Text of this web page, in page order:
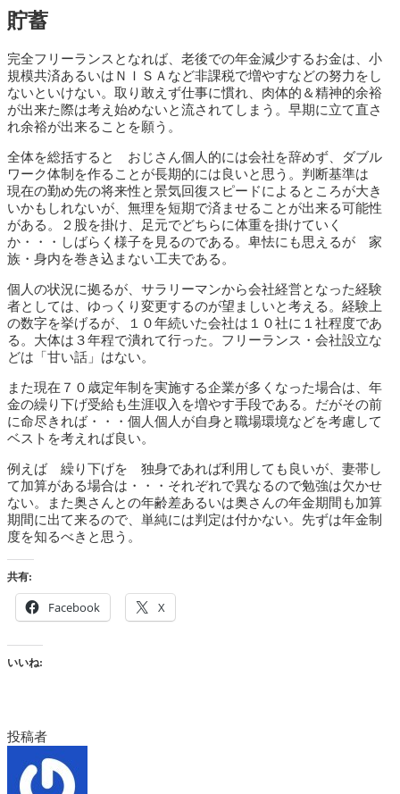
貯蓄
完全フリーランスとなれば、老後での年金減少するお金は、小
規模共済あるいはＮＩＳＡなど非課税で増やすなどの努力をし
ないといけない。取り敢えず仕事に慣れ、肉体的＆精神的余裕
が出来た際は考え始めないと流されてしまう。早期に立て直さ
れ余裕が出来ることを願う。
全体を総括すると おじさん個人的には会社を辞めず、ダブル
ワーク体制を作ることが長期的には良いと思う。判断基準は
現在の勤め先の将来性と景気回復スピードによるところが大き
いかもしれないが、無理を短期で済ませることが出来る可能性
がある。２股を掛け、足元でどちらに体重を掛けていく
か・・・しばらく様子を見るのである。卑怯にも思えるが 家
族・身内を巻き込まない工夫である。
個人の状況に拠るが、サラリーマンから会社経営となった経験
者としては、ゆっくり変更するのが望ましいと考える。経験上
の数字を挙げるが、１０年続いた会社は１０社に１社程度であ
る。大体は３年程で潰れて行った。フリーランス・会社設立な
どは「甘い話」はない。
また現在７０歳定年制を実施する企業が多くなった場合は、年
金の繰り下げ受給も生涯収入を増やす手段である。だがその前
に命尽きれば・・・個人個人が自身と職場環境などを考慮して
ベストを考えれば良い。
例えば 繰り下げを 独身であれば利用しても良いが、妻帯し
て加算がある場合は・・・それぞれで異なるので勉強は欠かせ
ない。また奥さんとの年齢差あるいは奥さんの年金期間も加算
期間に出て来るので、単純には判定は付かない。先ずは年金制
度を知るべきと思う。
共有:
Facebook X
いいね:
投稿者